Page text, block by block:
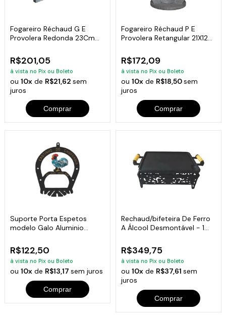
Fogareiro Réchaud G E
Provolera Redonda 23Cm
R$201,05
à vista no Pix ou Boleto
ou10x de R$21,62sem
juros
Comprar
Fogareiro Réchaud P E
Provolera Retangular 21X12
R$172,09
à vista no Pix ou Boleto
ou 10xde R$18,50sem
juros
Comprar
Suporte Porta Espetos
modelo Galo Aluminio
R$122,50
à vista no Pix ou Boleto
ou10x de R$13,17sem juros
Comprar
Rechaud/bifeteira De Ferro
A Álcool Desmontável - 1
R$349,75
à vista no Pix ou Boleto
ou 10xde R$37,61 sem
juros
Comprar